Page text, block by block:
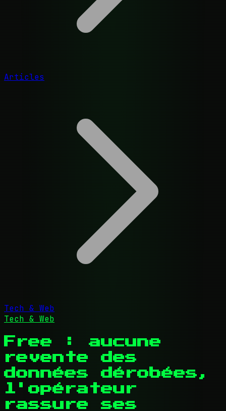
Articles
Tech & Web
Tech & Web
Free : aucune
revente des
données dérobées,
l'opérateur
rassure ses